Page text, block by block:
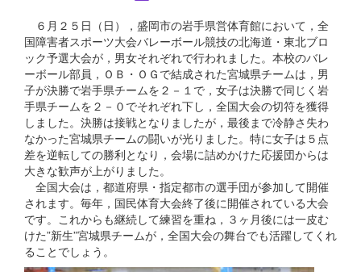
６月２５日（日），盛岡市の岩手県営体育館において，全
国障害者スポーツ大会バレーボール競技の北海道・東北ブロ
ック予選大会が，男女それぞれで行われました。本校のバレ
ーボール部員，ＯＢ・ＯＧで結成された宮城県チームは，男
子が決勝で岩手県チームを２－１で，女子は決勝で同じく岩
手県チームを２－０でそれぞれ下し，全国大会の切符を獲得
しました。決勝は接戦となりましたが，最後まで冷静さ失わ
なかった宮城県チームの闘いが光りました。特に女子は５点
差を逆転しての勝利となり，会場に詰めかけた応援団からは
大きな歓声が上がりました。
全国大会は，都道府県・指定都市の選手団が参加して開催
されます。毎年，国民体育大会終了後に開催されている大会
です。これからも継続して練習を重ね，３ヶ月後には一皮む
けた”新生”宮城県チームが，全国大会の舞台でも活躍してくれ
ることでしょう。